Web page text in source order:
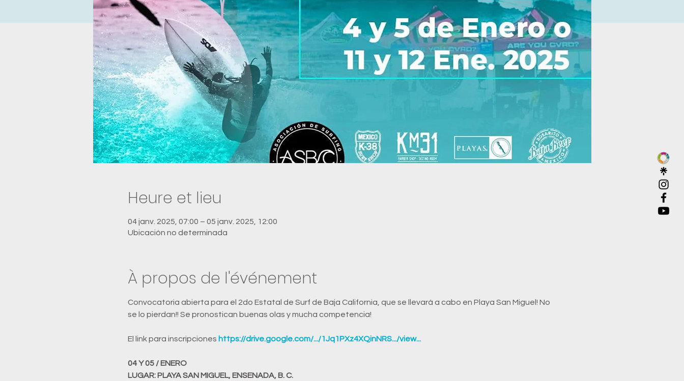
Heure et lieu
04 janv. 2025, 07:00 – 05 janv. 2025, 12:00
Ubicación no determinada
À propos de l'événement
Convocatoria abierta para el 2do Estatal de Surf de Baja California, que se llevará a cabo en Playa San Miguel! No
se lo pierdan!! Se pronostican buenas olas y mucha competencia!
El link para inscripciones https://drive.google.com/.../1Jq1PXz4XQinNRS.../view...
04 Y 05 / ENERO
LUGAR: PLAYA SAN MIGUEL, ENSENADA, B. C.